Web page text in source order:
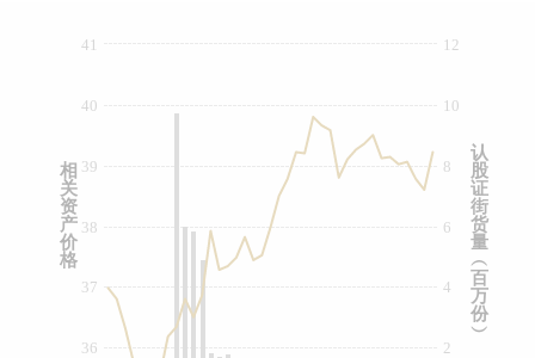
2
4
6
8
10
12
36
37
38
39
40
41
认
股
证
街
货
量
︵
百
万
份
︶
相
关
资
产
价
格
牛熊证文件及公告 (瑞信)
收市竞价变化